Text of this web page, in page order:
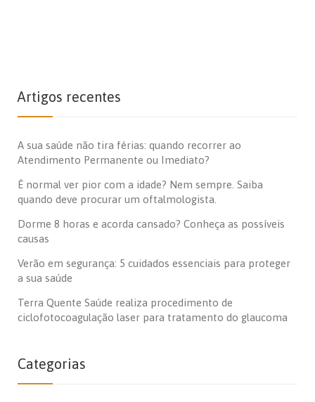
Artigos recentes
A sua saúde não tira férias: quando recorrer ao
Atendimento Permanente ou Imediato?
É normal ver pior com a idade? Nem sempre. Saiba
quando deve procurar um oftalmologista.
Dorme 8 horas e acorda cansado? Conheça as possíveis
causas
Verão em segurança: 5 cuidados essenciais para proteger
a sua saúde
Terra Quente Saúde realiza procedimento de
ciclofotocoagulação laser para tratamento do glaucoma
Categorias